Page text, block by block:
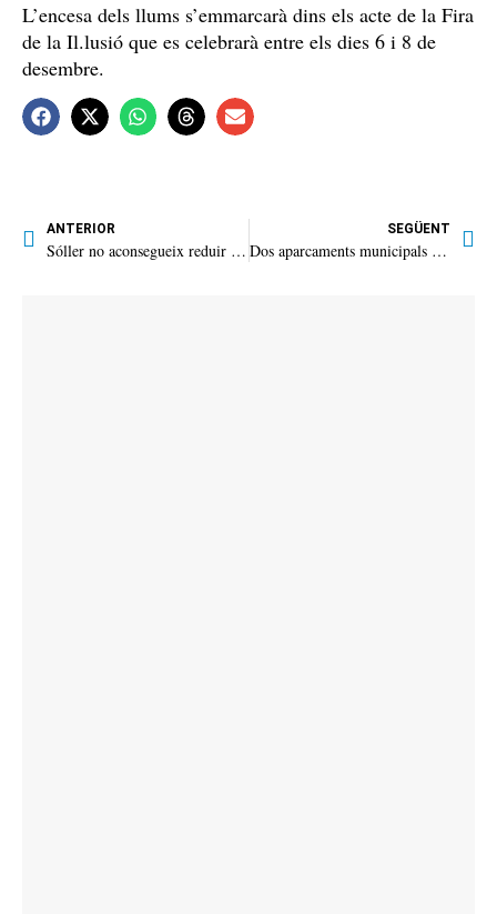
L’encesa dels llums s’emmarcarà dins els acte de la Fira
de la Il.lusió que es celebrarà entre els dies 6 i 8 de
desembre.
ANTERIOR
Sóller no aconsegueix reduir la temporalitat laboral a l’Ajuntament
SEGÜENT
Dos aparcaments municipals deixaran d’inundar-se quan plou